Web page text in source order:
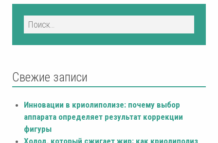
Свежие записи
Инновации в криолиполизе: почему выбор
аппарата определяет результат коррекции
фигуры
Холод, который сжигает жир: как криолиполиз